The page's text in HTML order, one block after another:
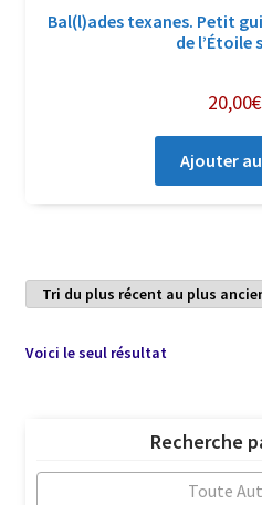
Bal(l)ades texanes. Petit
de l’Étoile
20,00€
Ajouter
Voici le seul résultat
Recherche
Toute